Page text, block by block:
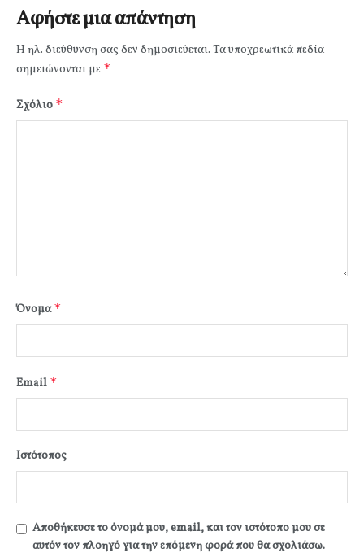
Αφήστε μια απάντηση
Η ηλ. διεύθυνση σας δεν δημοσιεύεται. Τα υποχρεωτικά πεδία
σημειώνονται με *
Σχόλιο *
Όνομα*
Email *
Ιστότοπος
Αποθήκευσε το όνομά μου, email, και τον ιστότοπο μου σε
αυτόν τον πλοηγό για την επόμενη φορά που θα σχολιάσω.